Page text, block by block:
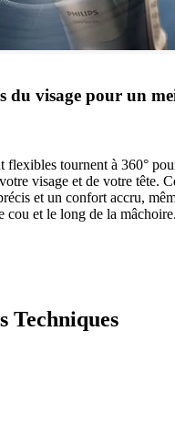
du visage pour un
flexibles tournent à 360°
visage et de votre tête.
et un confort accru,
cou et le long de la mâchoire.
Techniques